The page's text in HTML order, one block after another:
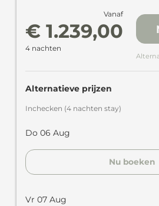
Vanaf
€ 1.239,00
4 nachten
Alternatieve prijzen
Inchecken (4 nachten stay)
Do 06 Aug
Nu boeken
Vr 07 Aug